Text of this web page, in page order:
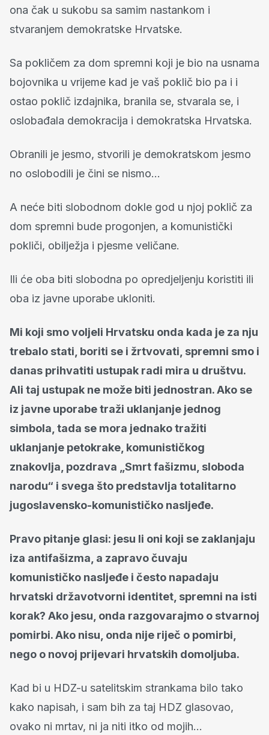
ona čak u sukobu sa samim nastankom i
stvaranjem demokratske Hrvatske.
Sa pokličem za dom spremni koji je bio na usnama
bojovnika u vrijeme kad je vaš poklič bio pa i i
ostao poklič izdajnika, branila se, stvarala se, i
oslobađala demokracija i demokratska Hrvatska.
Obranili je jesmo, stvorili je demokratskom jesmo
no oslobodili je čini se nismo...
A neće biti slobodnom dokle god u njoj poklič za
dom spremni bude progonjen, a komunistički
pokliči, obilježja i pjesme veličane.
Ili će oba biti slobodna po opredjeljenju koristiti ili
oba iz javne uporabe ukloniti.
Mi koji smo voljeli Hrvatsku onda kada je za nju
trebalo stati, boriti se i žrtvovati, spremni smo i
danas prihvatiti ustupak radi mira u društvu.
Ali taj ustupak ne može biti jednostran. Ako se
iz javne uporabe traži uklanjanje jednog
simbola, tada se mora jednako tražiti
uklanjanje petokrake, komunističkog
znakovlja, pozdrava „Smrt fašizmu, sloboda
narodu“ i svega što predstavlja totalitarno
jugoslavensko-komunističko nasljeđe.
Pravo pitanje glasi: jesu li oni koji se zaklanjaju
iza antifašizma, a zapravo čuvaju
komunističko nasljeđe i često napadaju
hrvatski državotvorni identitet, spremni na isti
korak? Ako jesu, onda razgovarajmo o stvarnoj
pomirbi. Ako nisu, onda nije riječ o pomirbi,
nego o novoj prijevari hrvatskih domoljuba.
Kad bi u HDZ-u satelitskim strankama bilo tako
kako napisah, i sam bih za taj HDZ glasovao,
ovako ni mrtav, ni ja niti itko od mojih...